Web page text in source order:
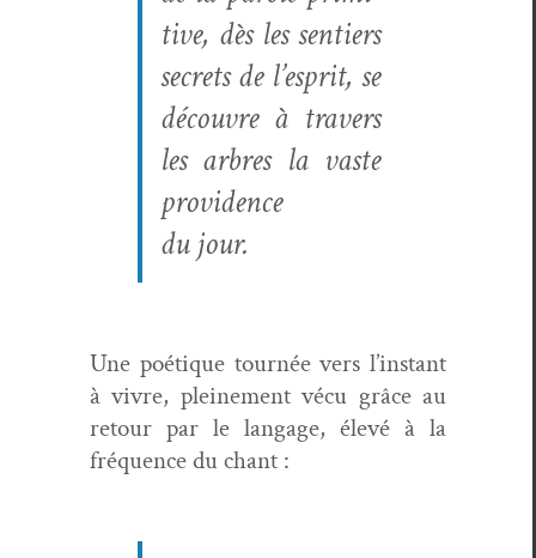
tive, dès les sen­tiers
secrets de l’e­sprit, se
décou­vre à tra­vers
les arbres la vaste
prov­i­dence
du jour.
Une poé­tique tournée vers l’in­stant
à vivre, pleine­ment vécu grâce au
retour par le lan­gage, élevé à la
fréquence du chant :